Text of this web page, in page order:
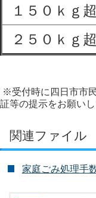
１５０ｋｇ
２５０ｋｇ
※受付時に四日市市
証等の提示をお願いし
関連ファイル
家庭ごみ処理手